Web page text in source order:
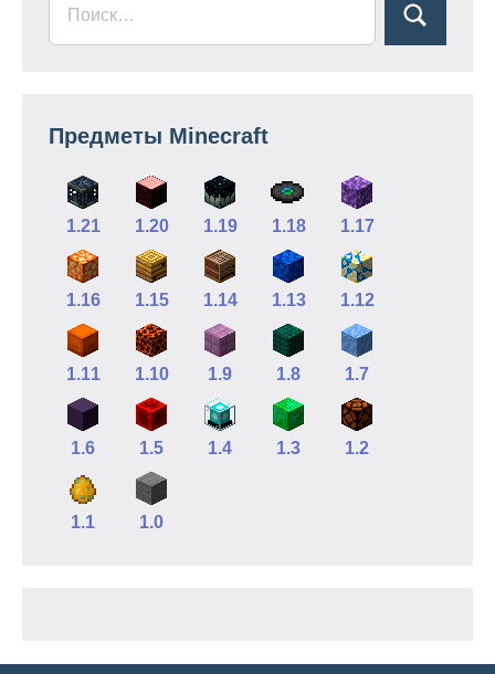
Предметы Minecraft
1.21 1.20 1.19 1.18 1.17
1.16 1.15 1.14 1.13 1.12
1.11 1.10 1.9 1.8 1.7
1.6 1.5 1.4 1.3 1.2
1.1 1.0